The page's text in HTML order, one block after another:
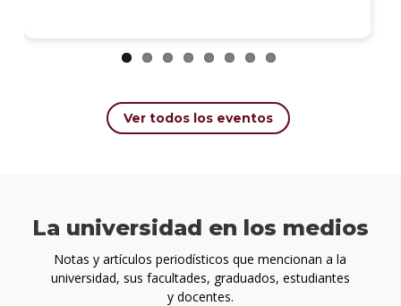
Ver todos los eventos
La universidad en los medios
Notas y artículos periodísticos que mencionan a la
universidad, sus facultades, graduados, estudiantes
y docentes.